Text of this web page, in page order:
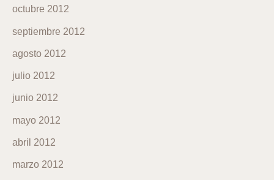
octubre 2012
septiembre 2012
agosto 2012
julio 2012
junio 2012
mayo 2012
abril 2012
marzo 2012